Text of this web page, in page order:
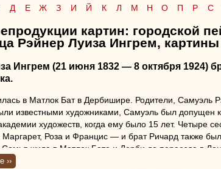
Д Е Ж З И Й К Л М Н О П Р С
картин: городской
Рэйнер Луиза Ингрем,
Ингрем (21 июня 1832 — 8 октября 1924)
в Матлок Бат в Дербишире. Родители, Самуэль
известными художниками, Самуэль был допущен к
художеств, когда ему было 15 лет. Четыре
Роза и Францис — и брат Ричард также
жила в Матлок Бате и Дерби до переезда в
››